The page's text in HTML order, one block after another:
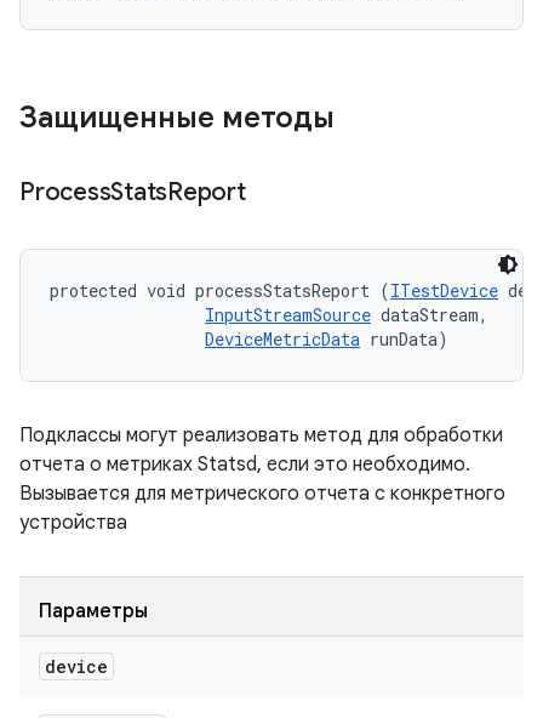
Защищенные методы
ProcessStatsReport
protected void processStatsReport (ITestDevice
InputStreamSource dataStream,
DeviceMetricData runData)
Подклассы могут реализовать метод для обработки
отчета о метриках Statsd, если это необходимо.
Вызывается для метрического отчета с конкретного
устройства
Параметры
device